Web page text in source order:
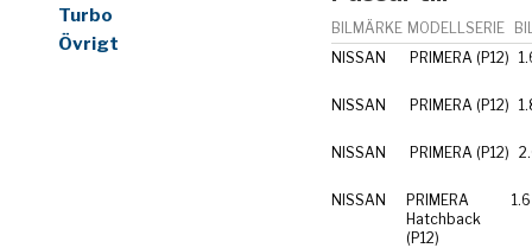
Turbo
Övrigt
BILMÄRKE MODELLSERIE
NISSAN
PRIMERA (P12)
NISSAN PRIMERA (P12)
NISSAN PRIMERA (P12)
NISSAN
PRIMERA
Hatchback
(P12)
1.6